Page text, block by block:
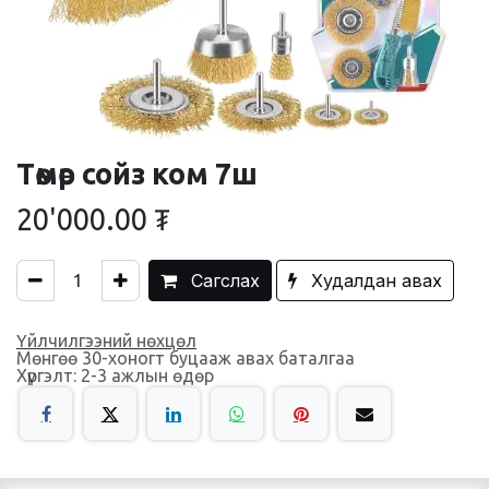
Төмөр сойз ком 7ш
20'000.00 ₮
Сагслах Худалдан авах
Үйлчилгээний нөхцөл
Мөнгөө 30-хоногт буцааж авах баталгаа
Хүргэлт: 2-3 ажлын өдөр